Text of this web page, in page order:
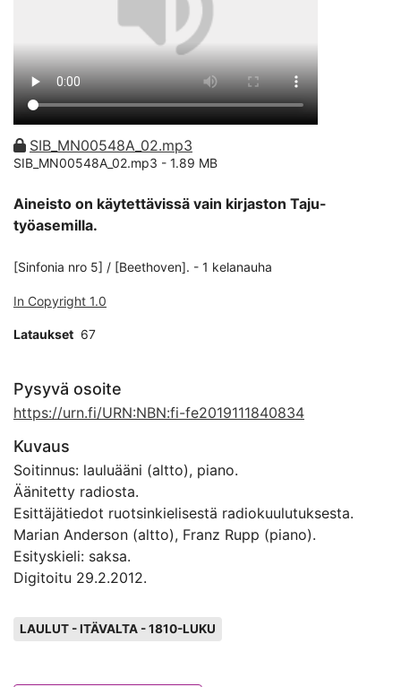
SIB_MN00548A_02.mp3
SIB_MN00548A_02.mp3 - 1.89 MB
Aineisto on käytettävissä vain kirjaston Taju-
työasemilla.
[Sinfonia nro 5] / [Beethoven]. - 1 kelanauha
In Copyright 1.0
Lataukset 67
Pysyvä osoite
https://urn.fi/URN:NBN:fi-fe2019111840834
Kuvaus
Soitinnus: lauluääni (altto), piano.
Äänitetty radiosta.
Esittäjätiedot ruotsinkielisestä radiokuulutuksesta.
Marian Anderson (altto), Franz Rupp (piano).
Esityskieli: saksa.
Digitoitu 29.2.2012.
Avainsanat
LAULUT - ITÄVALTA - 1810-LUKU